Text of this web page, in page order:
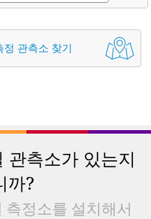
정 관측소 찾기
관측소가 있는지
까?
측정소를 설치해서